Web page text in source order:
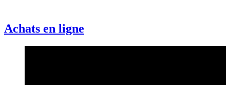
Achats en ligne